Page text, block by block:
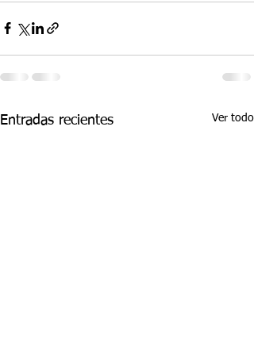
Entradas recientes Ver todo